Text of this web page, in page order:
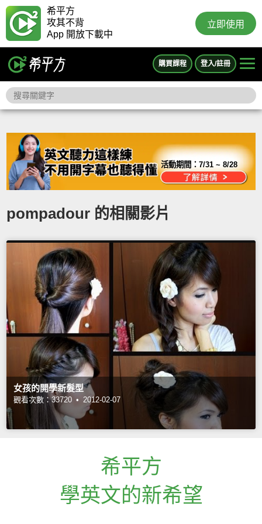
希平方
攻其不背
App 開放下載中
立即使用
購買課程 登入/註冊
活動期間：7/31 ~ 8/28
pompadour 的相關影片
女孩的開學新髮型
觀看次數：33720 • 2012-02-07
希平方
學英文的新希望